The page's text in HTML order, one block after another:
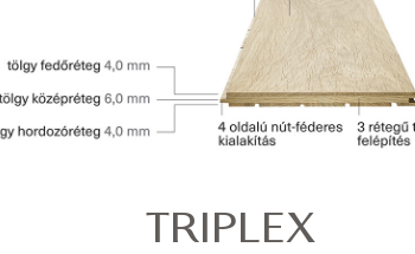
TRIPLEX